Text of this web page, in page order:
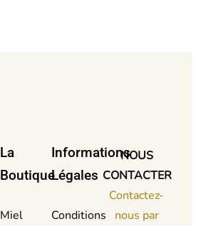
La
Boutique
Miel
Informations
Légales
Conditions
NOUS
CONTACTER
Contactez-
nous par